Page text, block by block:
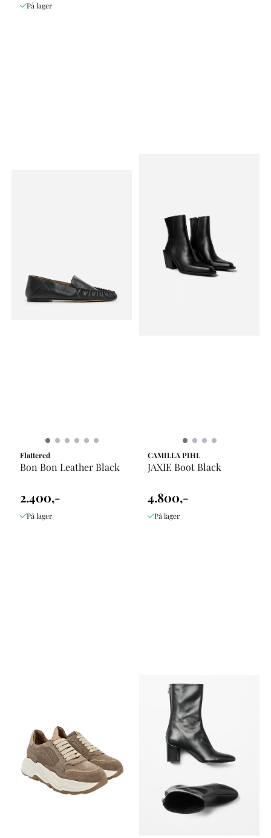
På lager
Flattered
Bon Bon Leather Black
2.400,-
På lager
CAMILLA PIHL
JAXIE Boot Black
4.800,-
På lager